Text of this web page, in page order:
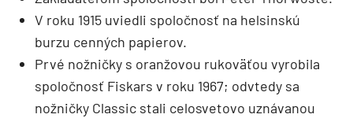
V roku 1915 uviedli spoločnosť na helsinskú
burzu cenných papierov.
Prvé nožničky s oranžovou rukoväťou vyrobila
spoločnosť Fiskars v roku 1967; odvtedy sa
nožničky Classic stali celosvetovo uznávanou